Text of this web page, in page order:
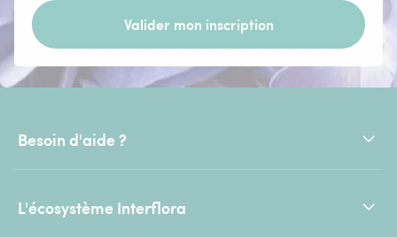
Valider mon inscription
Besoin d'aide ?
L'écosystème Interflora